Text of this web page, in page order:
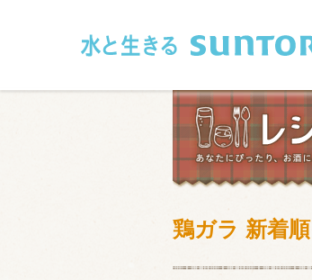
和食
フレンチ
鶏ガラ 新着順